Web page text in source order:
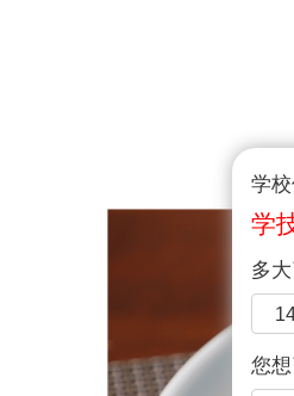
学
学
多大
您想